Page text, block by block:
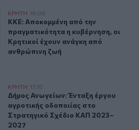
την πραγματικότητα η
ΚΡΗΤΗ 18:00
ΚΚΕ: Αποκομμένη από την
ΚΚΕ: Αποκομμένη από την
πραγματικότητα η κυβέρνηση, οι
Κρητικοί έχουν ανάγκη από
ανθρώπινη ζωή
έργου αγροτικής οδοποιίας
ΚΡΗΤΗ 17:10
Δήμος Ανωγείων: Ένταξη έργου
Δήμος Ανωγείων: Ένταξη έργου
αγροτικής οδοποιίας στο
Στρατηγικό Σχέδιο ΚΑΠ 2023–
2027